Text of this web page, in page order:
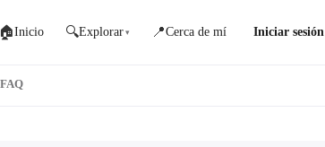
🏠Inicio 🔍Explorar ▾ 📍Cerca de mí Iniciar sesión
FAQ